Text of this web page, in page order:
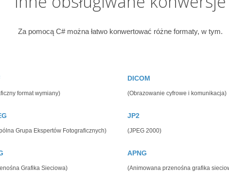
Za pomocą C# można łatwo konwertować różne formaty, w tym.
format wymiany)
DICOM
(Obrazowanie cyfrowe i komunikacja)
Grupa Ekspertów Fotograficznych)
JP2
(JPEG 2000)
Grafika Sieciowa)
APNG
(Animowana przenośna grafika